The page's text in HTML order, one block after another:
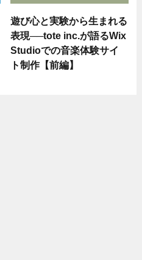
遊び心と実験から生まれる
表現──tote inc.が語るWix
Studioでの音楽体験サイ
ト制作【前編】